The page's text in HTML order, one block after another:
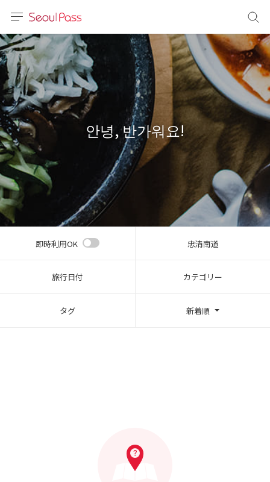
体)
文 (台灣)
안녕, 반가워요!
即時利用OK 忠清南道
旅行日付 カテゴリー
タグ 新着順